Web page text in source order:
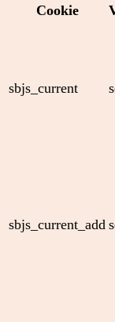
Cookie
sbjs_current
sbjs_current_add